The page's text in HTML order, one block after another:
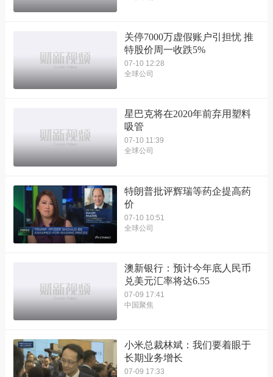
关停7000万虚假账户引担忧 推
特股价周一收跌5%
07-10 12:28
全球公司
星巴克将在2020年前弃用塑料
吸管
07-10 11:39
全球公司
特朗普批评辉瑞等药企提高药
价
07-10 10:51
全球公司
澳新银行：预计今年底人民币
兑美元汇率将达6.55
07-09 17:41
中国聚焦
小米总裁林斌：我们要着眼于
长期业务增长
07-09 17:33